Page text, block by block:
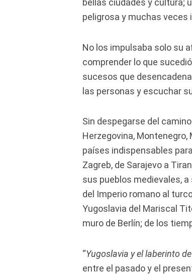
bellas ciudades y cultura;
peligrosa y muchas veces
No los impulsaba solo su
comprender lo que
sucesos que
las personas y escuchar
Sin despegarse del
Herzegovina, Montenegro,
países indispensables
Zagreb, de Sarajevo a
sus pueblos medievales,
del Imperio romano al
Yugoslavia del Mariscal
muro de Berlín; de los
“Yugoslavia y el laberinto
entre el pasado y el